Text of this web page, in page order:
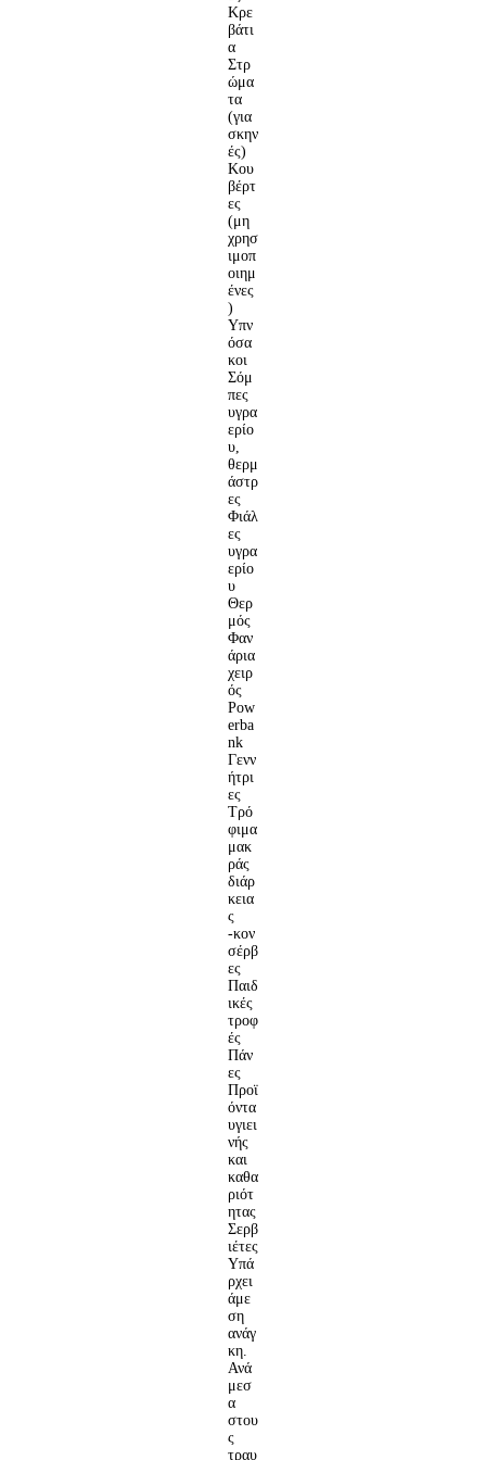
Κρε
βάτι
α
Στρ
ώμα
τα
(για
σκην
ές)
Κου
βέρτ
ες
(μη
χρησ
ιμοπ
οιημ
ένες
)
Υπν
όσα
κοι
Σόμ
πες
υγρα
ερίο
υ,
θερμ
άστρ
ες
Φιάλ
ες
υγρα
ερίο
υ
Θερ
μός
Φαν
άρια
χειρ
ός
Pow
erba
nk
Γενν
ήτρι
ες
Τρό
φιμα
μακ
ράς
διάρ
κεια
ς
-κον
σέρβ
ες
Παιδ
ικές
τροφ
ές
Πάν
ες
Προϊ
όντα
υγιει
νής
και
καθα
ριότ
ητας
Σερβ
ιέτες
Υπά
ρχει
άμε
ση
ανάγ
κη.
Ανά
μεσ
α
στου
ς
τραυ